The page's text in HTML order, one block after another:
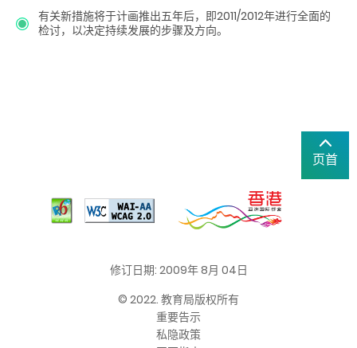
有关新措施将于计画推出五年后，即2011/2012年进行全面的
检讨，以决定持续发展的步骤及方向。
页首
修订日期: 2009年 8月 04日
© 2022. 教育局版权所有
重要告示
私隐政策